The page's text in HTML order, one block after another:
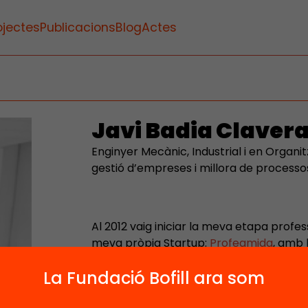
PublicacionsBlogActes
Javi Badia Clavera
Enginyer Mecànic, Industrial i en
gestió d’empreses i millora de
Al 2012 vaig iniciar la meva etapa
meva pròpia Startup:Profeamida, amb
dificultats d’aprenentatge. Uns anys
treballar com a professor de
fins al dia d’avui. Durant aquests
La Fundació Bofill ara som